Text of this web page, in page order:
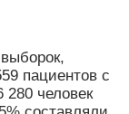
пациентов с
человек